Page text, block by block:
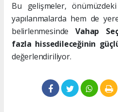
Bu gelişmeler,
yapılanmalarda hem de
belirlenmesindeVahap
fazla hissedileceğinin
değerlendiriliyor.